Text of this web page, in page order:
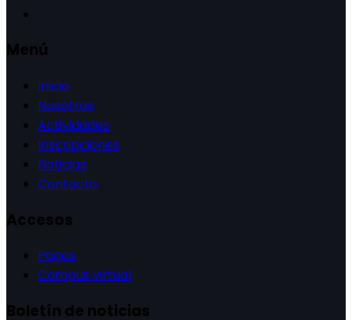
Menú
Inicio
Nosotros
Actividades
Inscripciones
Noticias
Contacto
Accesos
Pagos
Campus virtual
Boletín de noticias